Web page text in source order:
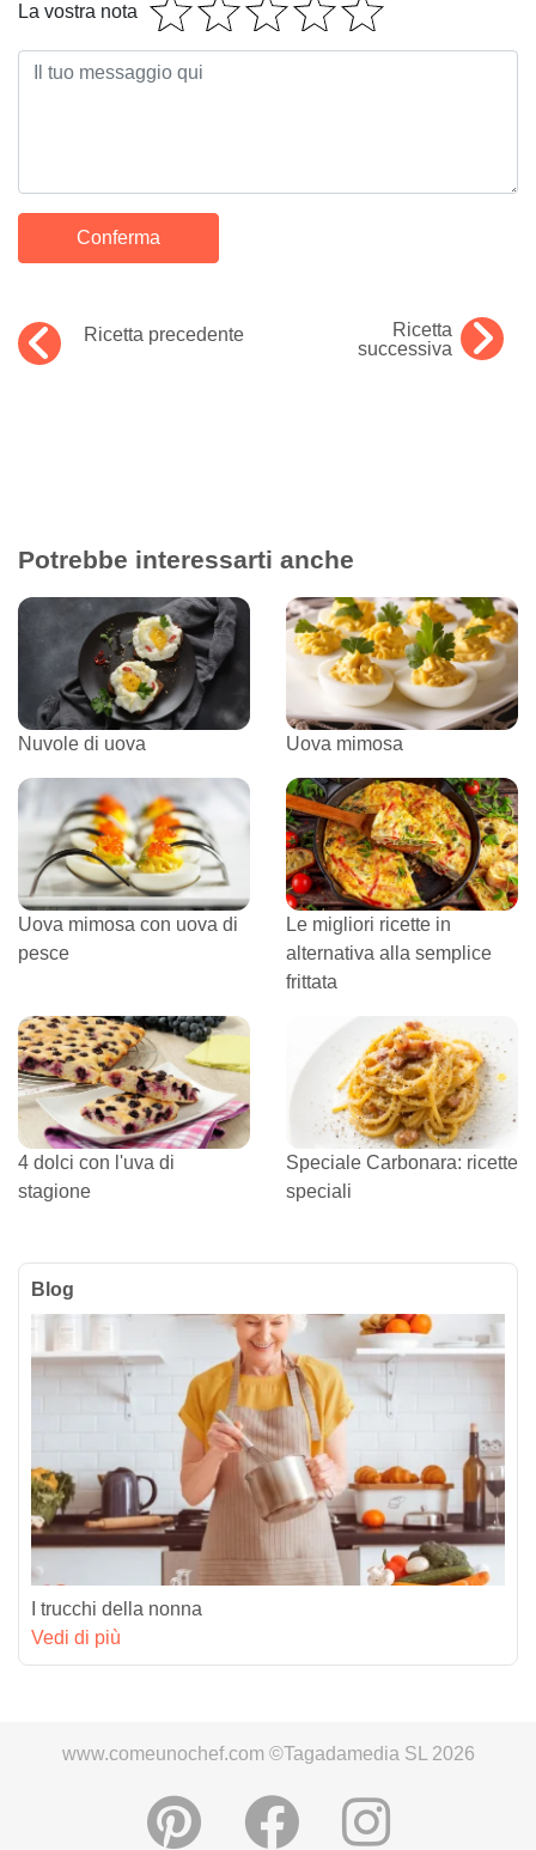
La vostra nota
Ricetta precedente
Ricetta
successiva
Potrebbe interessarti anche
Nuvole di uova Uova mimosa
Uova mimosa con uova di
pesce
Le migliori ricette in
alternativa alla semplice
frittata
4 dolci con l'uva di
stagione
Speciale Carbonara: ricette
speciali
Blog
I trucchi della nonna
Vedi di più
www.comeunochef.com ©Tagadamedia SL 2026